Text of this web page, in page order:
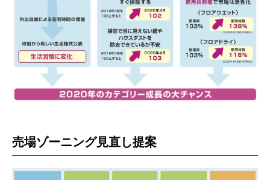
売場ゾーニング見直し提案